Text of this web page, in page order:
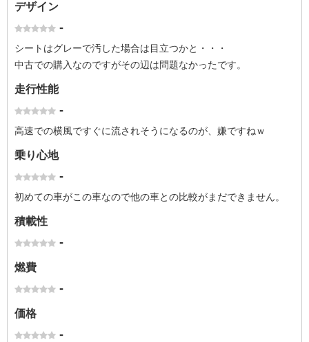
デザイン
-
シートはグレーで汚した場合は目立つかと・・・
中古での購入なのですがその辺は問題なかったです。
走行性能
-
高速での横風ですぐに流されそうになるのが、嫌ですねｗ
乗り心地
-
初めての車がこの車なので他の車との比較がまだできません。
積載性
-
燃費
-
価格
-